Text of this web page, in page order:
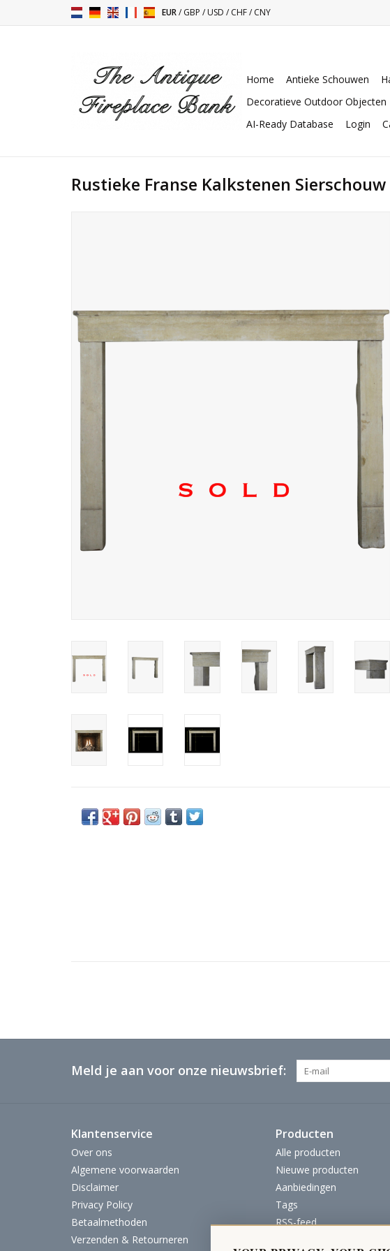
EUR/GBP /USD /CHF/CNY
Home Antieke Schouwen
Decoratieve Outdoor Objecten
AI-Ready Database
Login
Rustieke Franse Kalkstenen Sierschouw
Meld je aan voor onze nieuwsbrief:
Klantenservice
Over ons
Algemene voorwaarden
Disclaimer
Privacy Policy
Betaalmethoden
Verzenden & Retourneren
Producten
Alle producten
Nieuwe producten
Aanbiedingen
Tags
RSS-feed